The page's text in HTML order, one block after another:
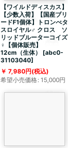
【ワイルドディスカス】
【少数入荷】【国産ブリ
ードF1個体】トロンべタ
スロイヤル♂ クロス ソ
リッドブルーターコイズ
♀【個体販売】
12cm（生体）
[abc0-
31103040]
7,980円(税込)
希望小売価格: 15,000円